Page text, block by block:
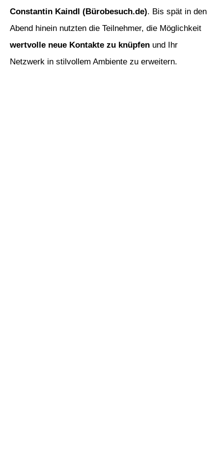
Constantin Kaindl (Bürobesuch.de). Bis spät in den
Abend hinein nutzten die Teilnehmer, die Möglichkeit
wertvolle neue Kontakte zu knüpfen und Ihr
Netzwerk in stilvollem Ambiente zu erweitern.